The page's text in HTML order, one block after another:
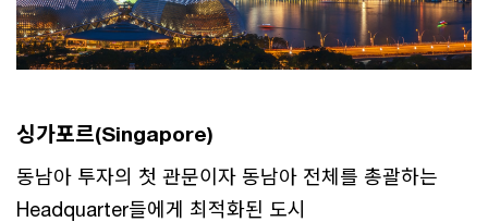
싱가포르(Singapore)
동남아 투자의 첫 관문이자 동남아 전체를 총괄하는
Headquarter들에게 최적화된 도시